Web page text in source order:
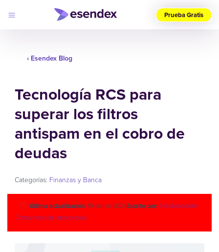
país
Productos
Soluciones
Precios
Por qué
elegirnos
Log
in
Prueba Gratis
‹ Esendex Blog
Tecnología RCS para
superar los filtros
antispam en el cobro de
deudas
Categorías: Finanzas y Banca
Última actualización:19 marzo 2024Escrito por: Eva Benedicto
Comunicación empresarial